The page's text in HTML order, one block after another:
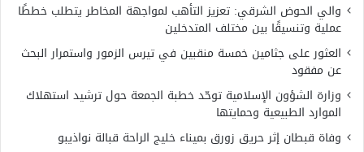
والي الحوض الشرقي: تعزيز التأهب لمواجهة المخاطر يتطلب خططًا
عملية وتنسيقًا بين مختلف المتدخلين
العثور على جثامين خمسة منقبين في تيرس الزمور واستمرار البحث
عن مفقود
وزارة الشؤون الإسلامية توحّد خطبة الجمعة حول ترشيد استهلاك
الموارد الطبيعية وحمايتها
وفاة قبطان إثر حريق زورق بميناء خليج الراحة قبالة نواذيبو